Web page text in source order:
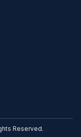
Reserved.